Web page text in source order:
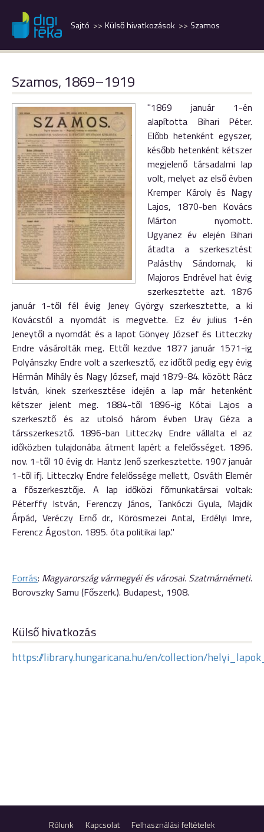
Szamos
Külső hivatkozások
Sajtó
Szamos, 1869–1919
"1869 január 1-én
alapította Bihari Péter.
Előbb hetenként egyszer,
később hetenként kétszer
megjelenő társadalmi lap
volt, melyet az első évben
Kremper Károly és Nagy
Lajos, 1870-ben Kovács
Márton nyomott.
Ugyanez év elején Bihari
átadta a szerkesztést
Palásthy Sándornak, ki
Majoros Endrével hat évig
szerkesztette azt. 1876
január 1-től fél évig Jeney György szerkesztette, a ki
Kovácstól a nyomdát is megvette. Ez év julius 1-én
Jeneytől a nyomdát és a lapot Gönyey József és Litteczky
Endre vásárolták meg. Ettől kezdve 1877 január 1571-ig
Polyánszky Endre volt a szerkesztő, ez időtől pedig egy évig
Hérmán Mihály és Nagy József, majd 1879-84. között Rácz
István, kinek szerkesztése idején a lap már hetenként
kétszer jelent meg. 1884-től 1896-ig Kótai Lajos a
szerkesztő és az utolsó három évben Uray Géza a
társszerkesztő. 1896-ban Litteczky Endre vállalta el az
időközben tulajdonába átment lapért a felelősséget. 1896.
nov. 1-től 10 évig dr. Hantz Jenő szerkesztette. 1907 január
1-től ifj. Litteczky Endre felelőssége mellett, Osváth Elemér
a főszerkesztője. A lap időközi főmunkatársai voltak:
Péterffy István, Ferenczy János, Tankóczi Gyula, Majdik
Árpád, Veréczy Ernő dr., Körösmezei Antal, Erdélyi Imre,
Ferencz Ágoston. 1895. óta politikai lap."
Forrás: Magyarország vármegyéi és városai. Szatmárnémeti.
Borovszky Samu (Főszerk.). Budapest, 1908.
Külső hivatkozás
https://library.hungaricana.hu/en/collection/
Rólunk Kapcsolat
Felhasználási feltételek